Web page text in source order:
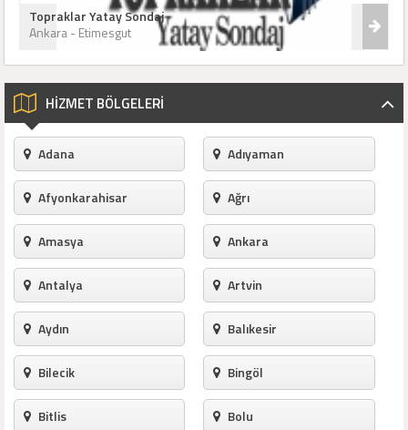
Topraklar Yatay Sondaj
Ankara - Etimesgut
HİZMET BÖLGELERİ
Adana Adıyaman
Afyonkarahisar Ağrı
Amasya Ankara
Antalya Artvin
Aydın Balıkesir
Bilecik Bingöl
Bitlis Bolu